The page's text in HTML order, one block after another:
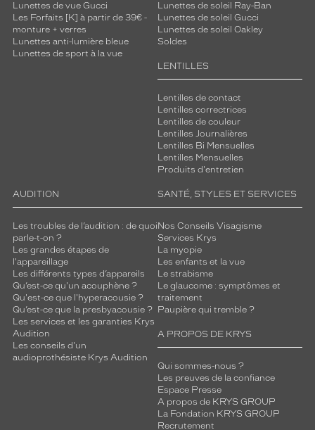
Lunettes de vue Gucci
Les Forfaits [K] à partir de 39€ -
monture + verres
Lunettes anti-lumière bleue
Lunettes de sport à la vue
Lunettes de soleil Ray-Ban
Lunettes de soleil Gucci
Lunettes de soleil Oakley
Soldes
LENTILLES
Lentilles de contact
Lentilles correctrices
Lentilles de couleur
Lentilles Journalières
Lentilles Bi Mensuelles
Lentilles Mensuelles
Produits d'entretien
AUDITION
Les troubles de l’audition : de quoi
parle-t-on ?
Les grandes étapes de
l'appareillage
Les différents types d’appareils
Qu’est-ce qu'un acouphène ?
Qu'est-ce que l'hyperacousie ?
Qu’est-ce que la presbyacousie ?
Les services et les garanties Krys
Audition
Les conseils d'un
audioprothésiste Krys Audition
SANTÉ, STYLES ET SERVICES
Nos Conseils Visagisme
Services Krys
La myopie
Les enfants et la vue
Le strabisme
Le glaucome : symptômes et
traitement
Paupière qui tremble ?
A PROPOS DE KRYS
Qui sommes-nous ?
Les preuves de la confiance
Espace Presse
A propos de KRYS GROUP
La Fondation KRYS GROUP
Recrutement